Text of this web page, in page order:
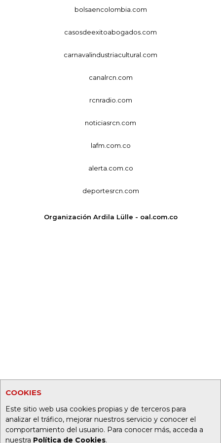
COOKIES
Este sitio web usa cookies propias y de terceros para
analizar el tráfico, mejorar nuestros servicio y conocer el
comportamiento del usuario. Para conocer más, acceda a
nuestra Política de Cookies.
bolsaencolombia.com
casosdeexitoabogados.com
carnavalindustriacultural.com
canalrcn.com
rcnradio.com
noticiasrcn.com
lafm.com.co
alerta.com.co
deportesrcn.com
Organización Ardila Lülle - oal.com.co